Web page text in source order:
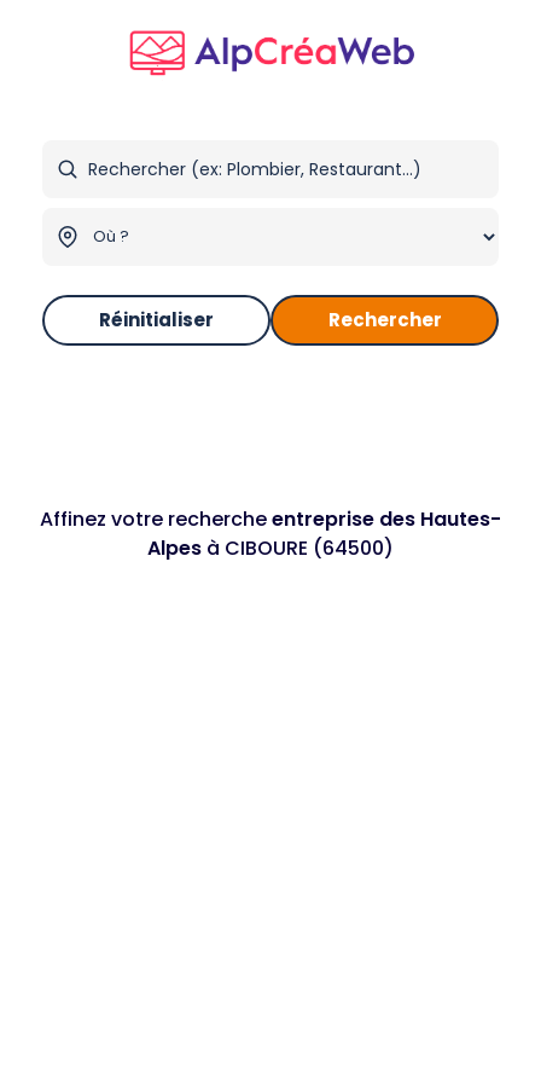
Réinitialiser Rechercher
Affinez votre rechercheentreprise des Hautes-
Alpes à CIBOURE (64500)